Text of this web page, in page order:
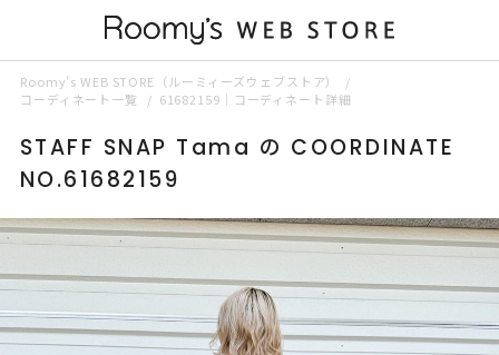
Roomy’s WEB STORE（ルーミィーズウェブストア）
コーディネート一覧
61682159｜コーディネート詳細
STAFF SNAP Tama の COORDINATE
NO.61682159